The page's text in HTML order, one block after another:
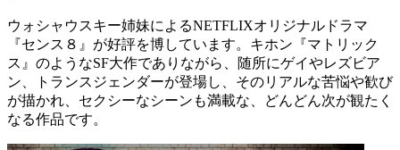
ウォシャウスキー姉妹によるNETFLIXオリジナルドラマ
『センス８』が好評を博しています。キホン『マトリック
ス』のようなSF大作でありながら、随所にゲイやレズビア
ン、トランスジェンダーが登場し、そのリアルな苦悩や歓び
が描かれ、セクシーなシーンも満載な、どんどん次が観たく
なる作品です。